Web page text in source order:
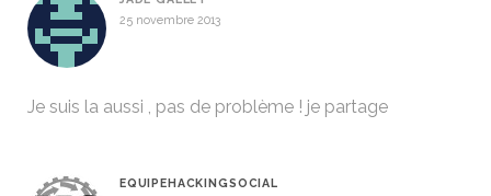
25 novembre 2013
Je suis la aussi , pas de problème ! je partage
EQUIPEHACKINGSOCIAL